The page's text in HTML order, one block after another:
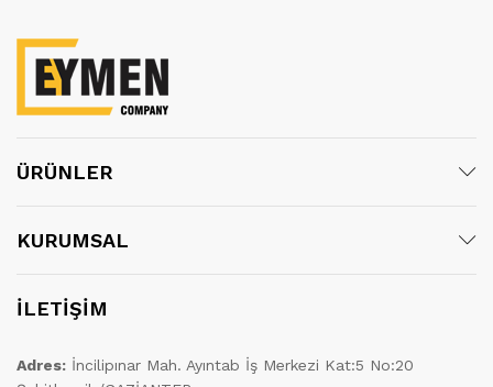
ÜRÜNLER
KURUMSAL
İLETİŞİM
Adres: İncilipınar Mah. Ayıntab İş Merkezi Kat:5 No:20